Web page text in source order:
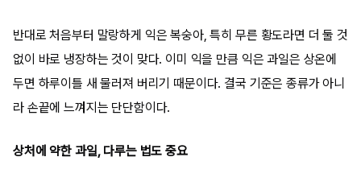
반대로 처음부터 말랑하게 익은 복숭아, 특히 무른 황도라면 더 둘 것
없이 바로 냉장하는 것이 맞다. 이미 익을 만큼 익은 과일은 상온에
두면 하루이틀 새 물러져 버리기 때문이다. 결국 기준은 종류가 아니
라 손끝에 느껴지는 단단함이다.
상처에 약한 과일, 다루는 법도 중요